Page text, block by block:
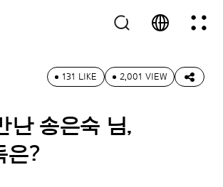
131 LIKE 2,001 VIEW
난 송은숙 님,
은?